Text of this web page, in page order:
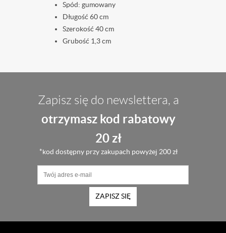
Spód: gumowany
Długość 60 cm
Szerokość 40 cm
Grubość 1,3 cm
Zapisz się do newslettera, a
otrzymasz kod rabatowy
20 zł
*kod dostępny przy zakupach powyżej 200 zł
ZAPISZ SIĘ